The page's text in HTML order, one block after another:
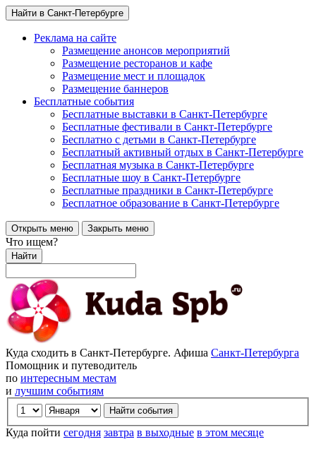
Найти в Санкт-Петербурге
Реклама на сайте
Размещение анонсов мероприятий
Размещение ресторанов и кафе
Размещение мест и площадок
Размещение баннеров
Бесплатные события
Бесплатные выставки в Санкт-Петербурге
Бесплатные фестивали в Санкт-Петербурге
Бесплатно с детьми в Санкт-Петербурге
Бесплатный активный отдых в Санкт-Петербурге
Бесплатная музыка в Санкт-Петербурге
Бесплатные шоу в Санкт-Петербурге
Бесплатные праздники в Санкт-Петербурге
Бесплатное образование в Санкт-Петербурге
Открыть меню Закрыть меню
Что ищем?
Найти
Куда сходить в Санкт-Петербурге. Афиша Санкт-Петербурга
Помощник и путеводитель
по интересным местам
и лучшим событиям
Куда пойти сегодня завтра в выходные в этом месяце